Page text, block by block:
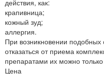
действия, как:
крапивница;
кожный зуд;
аллергия.
При возникновении
отказаться от приема
препаратами их можно
Цена